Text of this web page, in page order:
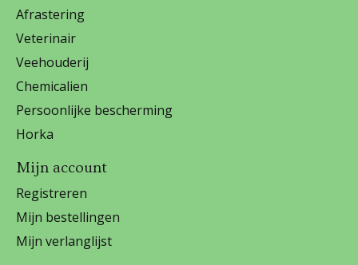
Afrastering
Veterinair
Veehouderij
Chemicalien
Persoonlijke bescherming
Horka
Mijn account
Registreren
Mijn bestellingen
Mijn verlanglijst